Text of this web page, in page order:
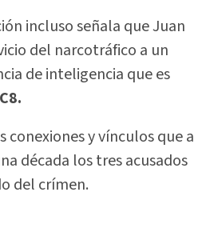
incluso señala que Juan
del narcotráfico a un
de inteligencia que es
conexiones y vínculos que a
década los tres acusados
del crímen.